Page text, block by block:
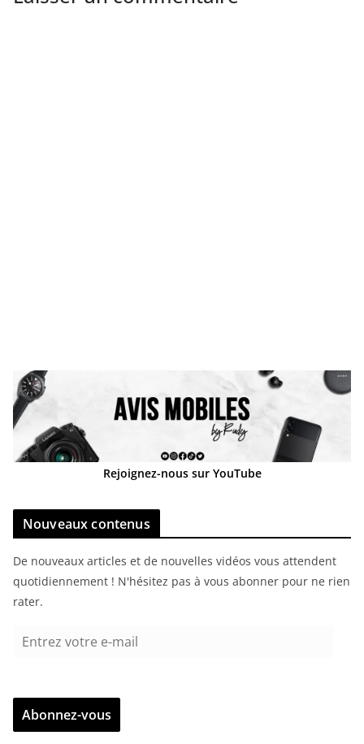
Rejoignez-nous sur YouTube
Nouveaux contenus
De nouveaux articles et de nouvelles vidéos vous attendent
quotidiennement ! N'hésitez pas à vous abonner pour ne rien
rater.
r
z
Abonnez-vous